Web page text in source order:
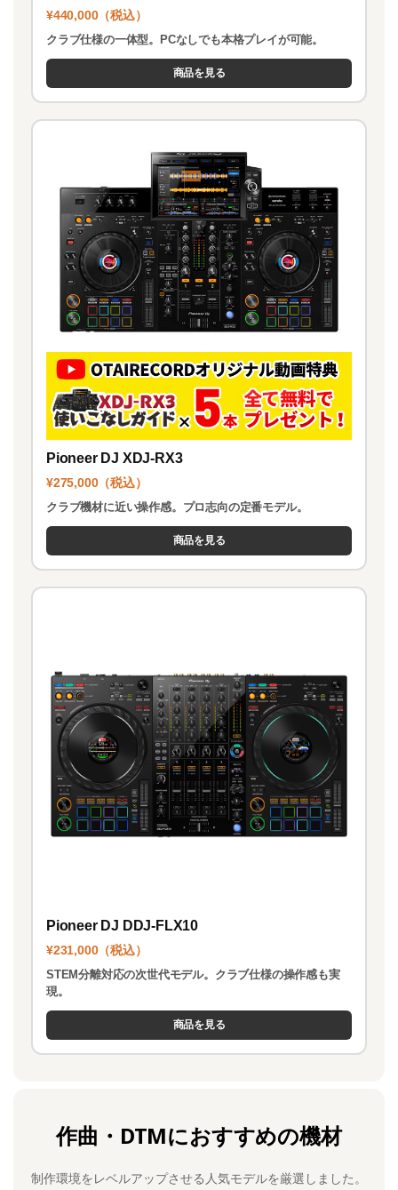
¥440,000（税込）
クラブ仕様の一体型。PCなしでも本格プレイが可能。
商品を見る
Pioneer DJ XDJ-RX3
¥275,000（税込）
クラブ機材に近い操作感。プロ志向の定番モデル。
商品を見る
Pioneer DJ DDJ-FLX10
¥231,000（税込）
STEM分離対応の次世代モデル。クラブ仕様の操作感も実
現。
商品を見る
作曲・DTMにおすすめの機材
制作環境をレベルアップさせる人気モデルを厳選しました。